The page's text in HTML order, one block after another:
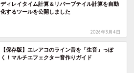
ディレイタイム計算＆リバーブテイル計算を自動
化するツールを公開しました
2026年3月4日
【保存版】エレアコのライン音を「生音」っぽ
く！マルチエフェクター音作りガイド